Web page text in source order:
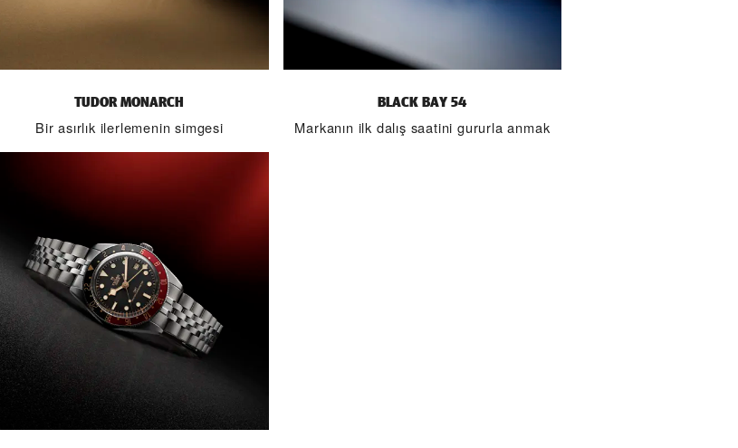
TUDOR MONARCH
Bir asırlık ilerlemenin simgesi
BLACK BAY 54
Markanın ilk dalış saatini gururla anmak